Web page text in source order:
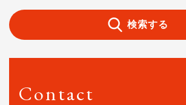
検索する
Contact